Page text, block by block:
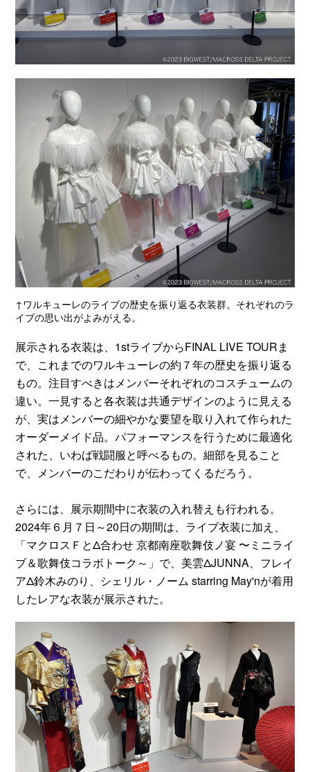
↑ワルキューレのライブの歴史を振り返る衣装群。それぞれのラ
イブの思い出がよみがえる。
展示される衣装は、1stライブからFINAL LIVE TOURま
で、これまでのワルキューレの約７年の歴史を振り返る
もの。注目すべきはメンバーそれぞれのコスチュームの
違い。一見すると各衣装は共通デザインのように見える
が、実はメンバーの細やかな要望を取り入れて作られた
オーダーメイド品。パフォーマンスを行うために最適化
された、いわば戦闘服と呼べるもの。細部を見ること
で、メンバーのこだわりが伝わってくるだろう。
さらには、展示期間中に衣装の入れ替えも行われる。
2024年６月７日～20日の期間は、ライブ衣装に加え、
「マクロスＦとΔ合わせ 京都南座歌舞伎ノ宴 〜ミニライ
ブ＆歌舞伎コラボトーク～」で、美雲ΔJUNNA、フレイ
アΔ鈴木みのり、シェリル・ノーム starring May'nが着用
したレアな衣装が展示された。